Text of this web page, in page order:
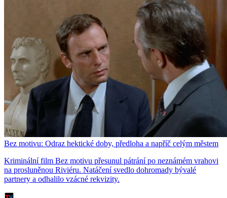
Bez motivu: Odraz hektické doby, předloha a napříč celým městem
Kriminální film Bez motivu přesunul pátrání po neznámém vrahovi
na prosluněnou Riviéru. Natáčení svedlo dohromady bývalé
partnery a odhalilo vzácné rekvizity.